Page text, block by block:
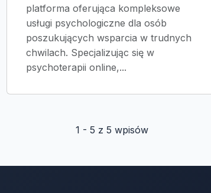
platforma oferująca kompleksowe
usługi psychologiczne dla osób
poszukujących wsparcia w trudnych
chwilach. Specjalizując się w
psychoterapii online,...
1 - 5 z 5 wpisów